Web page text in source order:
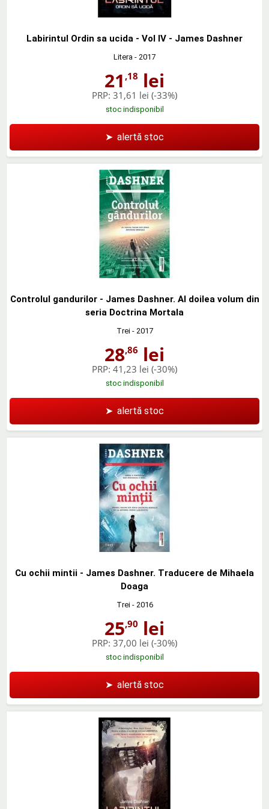
Labirintul Ordin sa ucida - Vol IV - James Dashner
Litera - 2017
21 ,18 lei
PRP: 31,61 lei (-33%)
stoc indisponibil
➤ alertă stoc
Controlul gandurilor - James Dashner. Al doilea volum din
seria Doctrina Mortala
Trei- 2017
28,86 lei
PRP: 41,23 lei (-30%)
stoc indisponibil
➤ alertă stoc
Cu ochii mintii - James Dashner. Traducere de Mihaela
Doaga
Trei- 2016
25,90 lei
PRP: 37,00 lei (-30%)
stoc indisponibil
➤ alertă stoc